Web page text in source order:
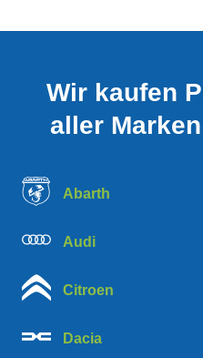
Wir kaufen
aller
Abarth
Audi
Citroen
Dacia